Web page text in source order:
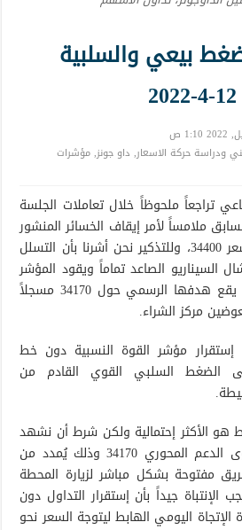
بيعي والسلبية
ودراسة حركة الاسعار, داو جونز,مؤشرات
تراجعاً ملحوظاً خلال تعاملات الجلسة
ملامساً لأمر إيقاف الخسائر المنشور
خلال التحليل الأخير عند سعر 34400، وللتذكير نحن أشرنا بأن التسلل
إفشال السيناريو الصاعد تماماً ويقود المؤشر
للدخول في موجة هبوط يقع هدفها الرسمي حول 34170 مسجلاً
إستقرار مؤشر القوة النسبية دون خط
علاوة على الضغط السلبي القوي القادم من
هو الأكثر إحتمالية ولكن شرط أن نشهد
كسر واضح وقوي لمستوى الدعم المحوري 34170 وذلك يُمدد من
مفتوحة بشكل مباشر لزيارة المحطة
الأولى 34065 ويجب الإنتباة جيداً بأن إستقرار التداول دون
الإتجاة اليومي الهابط ليتوجة السعر نحو